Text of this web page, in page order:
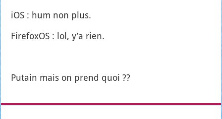
iOS : hum non plus.
Fire­foxOS : lol, y’a rien.
Putain mais on prend quoi ??